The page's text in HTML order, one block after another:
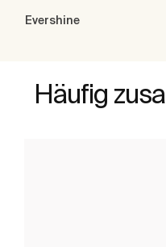
Evershine
Häufig